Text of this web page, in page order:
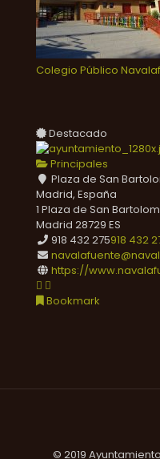
Colegio Público
Destacado
Principales
Plaza de San
Madrid, España
1 Plaza de San
Madrid 28729 ES
918 432 275918 432
https://
Bookmark
© 2019